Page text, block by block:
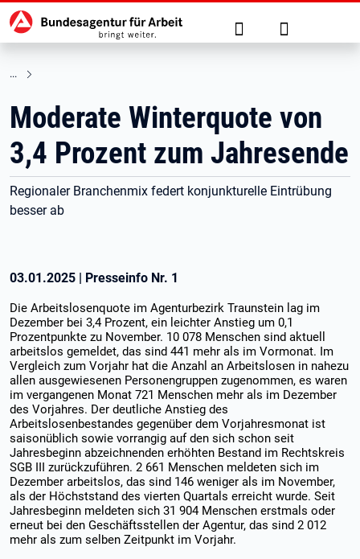
zu den Hauptinhalten springen
Hauptnavigation Suche Anmelden
Moderate Winterquote von
3,4 Prozent zum Jahresende
Regionaler Branchenmix federt konjunkturelle Eintrübung
besser ab
03.01.2025 | Presseinfo Nr. 1
Die Arbeitslosenquote im Agenturbezirk Traunstein lag im
Dezember bei 3,4 Prozent, ein leichter Anstieg um 0,1
Prozentpunkte zu November. 10 078 Menschen sind aktuell
arbeitslos gemeldet, das sind 441 mehr als im Vormonat. Im
Vergleich zum Vorjahr hat die Anzahl an Arbeitslosen in nahezu
allen ausgewiesenen Personengruppen zugenommen, es waren
im vergangenen Monat 721 Menschen mehr als im Dezember
des Vorjahres. Der deutliche Anstieg des
Arbeitslosenbestandes gegenüber dem Vorjahresmonat ist
saisonüblich sowie vorrangig auf den sich schon seit
Jahresbeginn abzeichnenden erhöhten Bestand im Rechtskreis
SGB III zurückzuführen. 2 661 Menschen meldeten sich im
Dezember arbeitslos, das sind 146 weniger als im November,
als der Höchststand des vierten Quartals erreicht wurde. Seit
Jahresbeginn meldeten sich 31 904 Menschen erstmals oder
erneut bei den Geschäftsstellen der Agentur, das sind 2 012
mehr als zum selben Zeitpunkt im Vorjahr.